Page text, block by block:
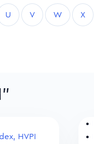
U V W X
HVPI